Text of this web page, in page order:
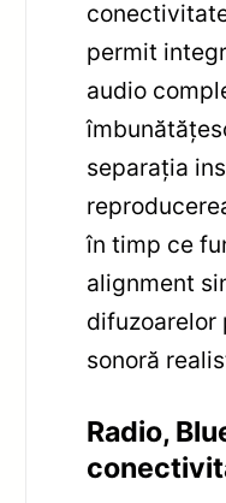
permit
audio
separația
în timp ce
alignment
difuzoarelor
sonoră
Radio,